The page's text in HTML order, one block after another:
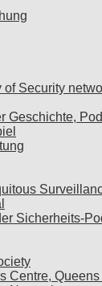
of Security
Geschichte,
Sicherheits-
Centre, Queens